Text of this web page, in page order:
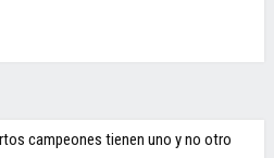
campeones tienen uno y no otro